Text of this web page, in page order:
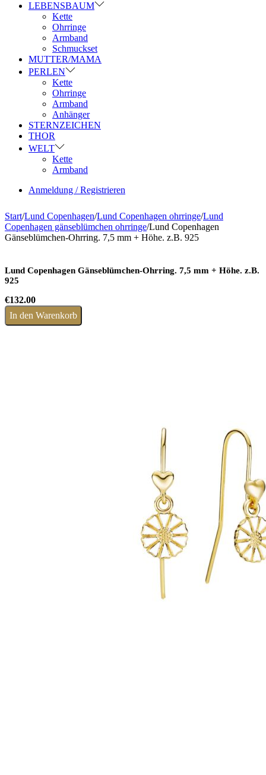
LEBENSBAUM
Kette
Ohrringe
Armband
Schmuckset
MUTTER/MAMA
PERLEN
Kette
Ohrringe
Armband
Anhänger
STERNZEICHEN
THOR
WELT
Kette
Armband
Anmeldung / Registrieren
Start/Lund Copenhagen/Lund Copenhagen ohrringe/Lund
Copenhagen gänseblümchen ohrringe/Lund Copenhagen
Gänseblümchen-Ohrring. 7,5 mm + Höhe. z.B. 925
Lund Copenhagen Gänseblümchen-Ohrring. 7,5 mm + Höhe. z.B.
925
€132.00
In den Warenkorb